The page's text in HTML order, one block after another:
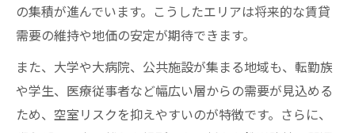
の集積が進んでいます。こうしたエリアは将来的な賃貸
需要の維持や地価の安定が期待できます。
また、大学や大病院、公共施設が集まる地域も、転勤族
や学生、医療従事者など幅広い層からの需要が見込める
ため、空室リスクを抑えやすいのが特徴です。さらに、